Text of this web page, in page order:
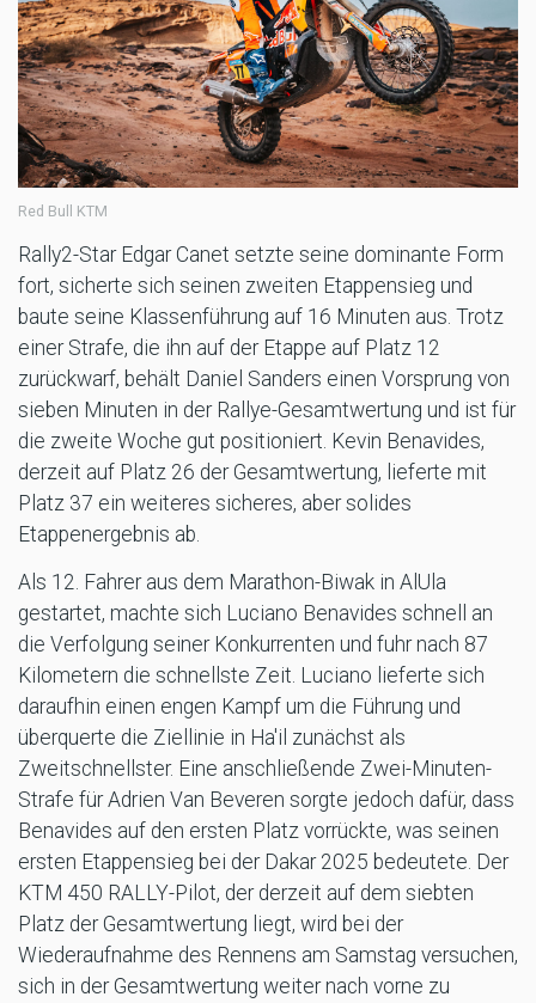
Red Bull KTM
Rally2-Star Edgar Canet setzte seine dominante Form
fort, sicherte sich seinen zweiten Etappensieg und
baute seine Klassenführung auf 16 Minuten aus. Trotz
einer Strafe, die ihn auf der Etappe auf Platz 12
zurückwarf, behält Daniel Sanders einen Vorsprung von
sieben Minuten in der Rallye-Gesamtwertung und ist für
die zweite Woche gut positioniert. Kevin Benavides,
derzeit auf Platz 26 der Gesamtwertung, lieferte mit
Platz 37 ein weiteres sicheres, aber solides
Etappenergebnis ab.
Als 12. Fahrer aus dem Marathon-Biwak in AlUla
gestartet, machte sich Luciano Benavides schnell an
die Verfolgung seiner Konkurrenten und fuhr nach 87
Kilometern die schnellste Zeit. Luciano lieferte sich
daraufhin einen engen Kampf um die Führung und
überquerte die Ziellinie in Ha'il zunächst als
Zweitschnellster. Eine anschließende Zwei-Minuten-
Strafe für Adrien Van Beveren sorgte jedoch dafür, dass
Benavides auf den ersten Platz vorrückte, was seinen
ersten Etappensieg bei der Dakar 2025 bedeutete. Der
KTM 450 RALLY-Pilot, der derzeit auf dem siebten
Platz der Gesamtwertung liegt, wird bei der
Wiederaufnahme des Rennens am Samstag versuchen,
sich in der Gesamtwertung weiter nach vorne zu